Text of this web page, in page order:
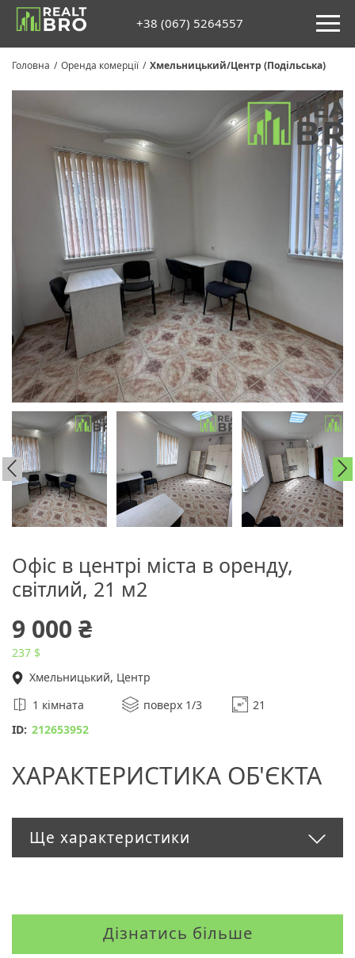
+38 (067) 5264557
Головна / Оренда комерції / Хмельницький/Центр (Подільська)
Офіс в центрі міста в оренду,
світлий, 21 м2
9 000 ₴
237 $
Хмельницький, Центр
1 кімната
поверх 1/3
21
ID: 212653952
ХАРАКТЕРИСТИКА ОБ'ЄКТА
Ще характеристики
Дізнатись більше